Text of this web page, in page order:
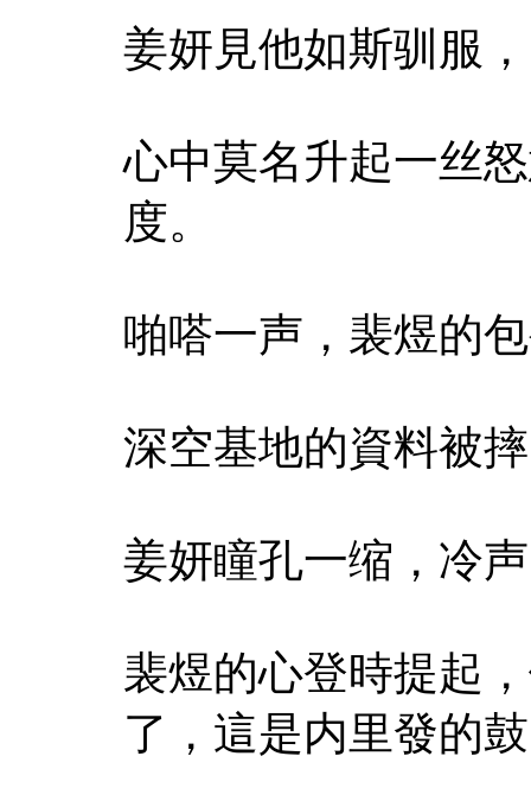
姜妍見他如斯驯服
心中莫名升起一丝
度。
啪嗒一声，裴煜的
深空基地的資料被
姜妍瞳孔一缩，冷
裴煜的心登時提起
了，這是内里發的